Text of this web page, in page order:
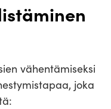
vähentämiseksi
joka